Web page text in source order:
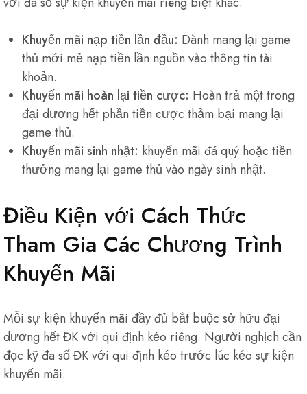
Khuyến mãi nạp tiền lần đầu: Dành mang lại game
thủ mới mẻ nạp tiền lần nguồn vào thông tin tài
khoản.
Khuyến mãi hoàn lại tiền cược: Hoàn trả một trong
đại dương hết phần tiền cược thảm bại mang lại
game thủ.
Khuyến mãi sinh nhật: khuyến mãi đá quý hoặc tiền
thưởng mang lại game thủ vào ngày sinh nhật.
Điều Kiện với Cách Thức
Tham Gia Các Chương Trình
Khuyến Mãi
Mỗi sự kiện khuyến mãi đầy đủ bắt buộc sở hữu đại
dương hết ĐK với qui định kéo riêng. Người nghịch cần
đọc kỹ đa số ĐK với qui định kéo trước lúc kéo sự kiện
khuyến mãi.